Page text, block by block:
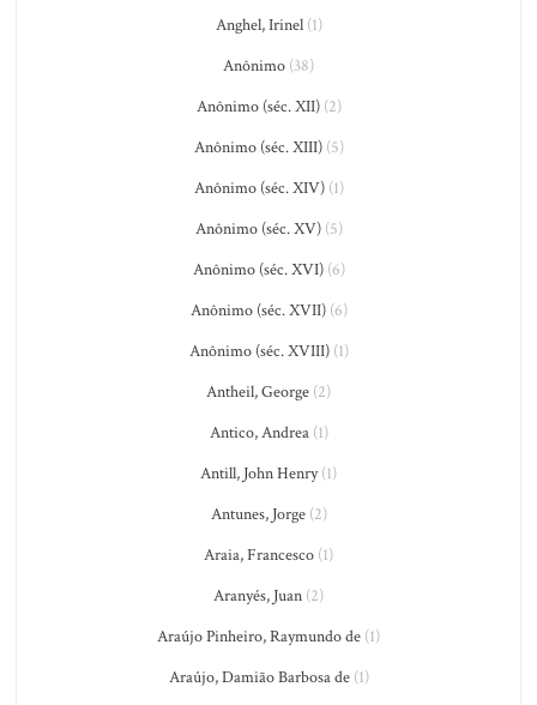
Anghel, Irinel(1)
Anônimo (38)
Anônimo (séc. XII)(2)
Anônimo (séc. XIII)(5)
Anônimo (séc. XIV)(1)
Anônimo (séc. XV)(5)
Anônimo (séc. XVI)(6)
Anônimo (séc. XVII)(6)
Anônimo (séc. XVIII)(1)
Antheil, George (2)
Antico, Andrea(1)
Antill, John Henry(1)
Antunes, Jorge(2)
Araia, Francesco (1)
Aranyés, Juan (2)
Araújo Pinheiro, Raymundo de (1)
Araújo, Damião Barbosa de(1)